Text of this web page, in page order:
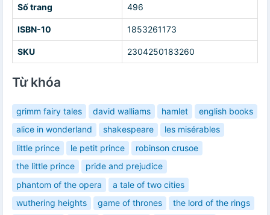
Số trang 496
ISBN-10 1853261173
SKU 2304250183260
Từ khóa
grimm fairy tales david walliams hamlet
english books
alice in wonderland
shakespeare
les misérables
little prince
le petit prince
robinson crusoe
the little prince
pride and prejudice
phantom of the opera
a tale of two cities
wuthering heights
game of thrones
the lord of the rings